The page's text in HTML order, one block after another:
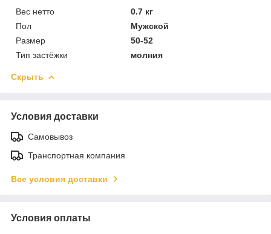
Вес нетто
0.7 кг
Пол
Мужской
Размер
50-52
Тип застёжки
молния
Скрыть
Условия доставки
Самовывоз
Транспортная компания
Все условия доставки
Условия оплаты